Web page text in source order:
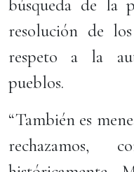
búsqueda de la
resolución de
respeto a la
pueblos.
“También es